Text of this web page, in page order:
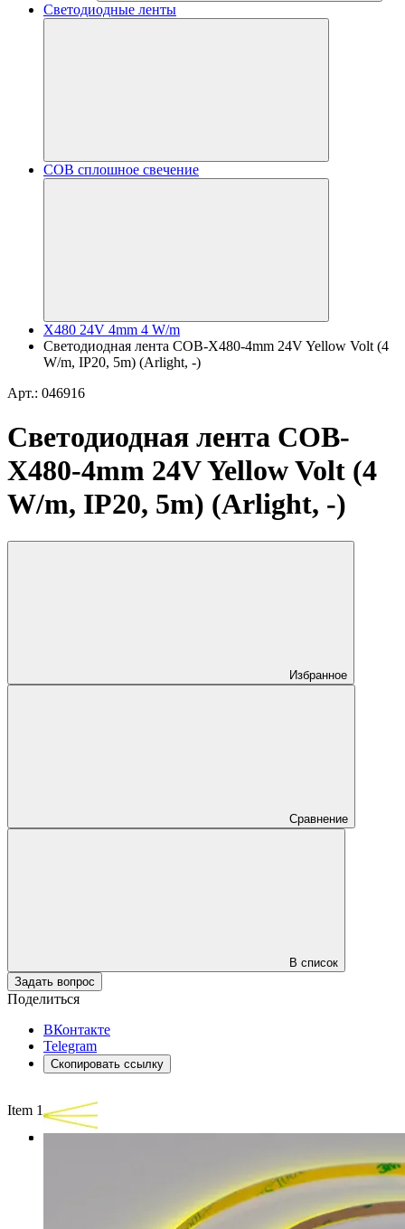
Светодиодные ленты
COB сплошное свечение
X480 24V 4mm 4 W/m
Светодиодная лента COB-X480-4mm 24V Yellow Volt (4
W/m, IP20, 5m) (Arlight, -)
Арт.: 046916
Светодиодная лента COB-
X480-4mm 24V Yellow Volt (4
W/m, IP20, 5m) (Arlight, -)
Избранное
Сравнение
В список
Задать вопрос
Поделиться
ВКонтакте
Telegram
Скопировать ссылку
Item 1 of 3